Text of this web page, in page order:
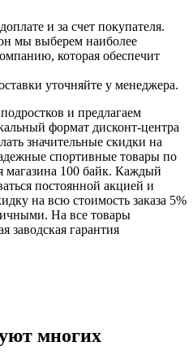
и за счет покупателя.
мы выберем наиболее
которая обеспечит
уточняйте у менеджера.
и предлагаем
формат дисконт-центра
значительные скидки на
спортивные товары по
магазина 100 байк. Каждый
постоянной акцией и
на всю стоимость заказа 5%
На все товары
заводская гарантия
многих